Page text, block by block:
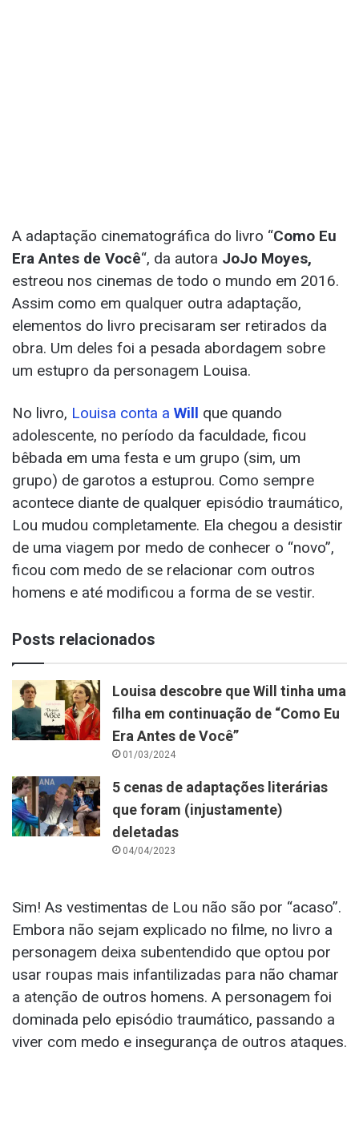
A adaptação cinematográfica do livro “Como Eu
Era Antes de Você“, da autora JoJo Moyes,
estreou nos cinemas de todo o mundo em 2016.
Assim como em qualquer outra adaptação,
elementos do livro precisaram ser retirados da
obra. Um deles foi a pesada abordagem sobre
um estupro da personagem Louisa.
No livro, Louisa conta a Will que quando
adolescente, no período da faculdade, ficou
bêbada em uma festa e um grupo (sim, um
grupo) de garotos a estuprou. Como sempre
acontece diante de qualquer episódio traumático,
Lou mudou completamente. Ela chegou a desistir
de uma viagem por medo de conhecer o “novo”,
ficou com medo de se relacionar com outros
homens e até modificou a forma de se vestir.
Posts relacionados
Louisa descobre que Will tinha uma
filha em continuação de “Como Eu
Era Antes de Você”
01/03/2024
5 cenas de adaptações literárias
que foram (injustamente)
deletadas
04/04/2023
Sim! As vestimentas de Lou não são por “acaso”.
Embora não sejam explicado no filme, no livro a
personagem deixa subentendido que optou por
usar roupas mais infantilizadas para não chamar
a atenção de outros homens. A personagem foi
dominada pelo episódio traumático, passando a
viver com medo e insegurança de outros ataques.